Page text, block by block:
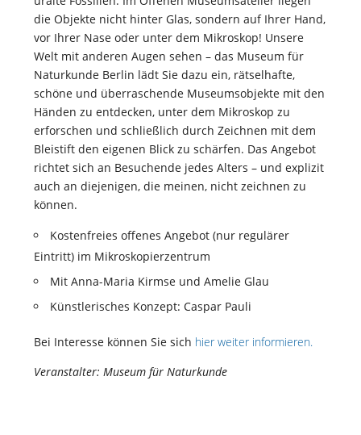
die Objekte nicht hinter Glas, sondern auf Ihrer Hand,
vor Ihrer Nase oder unter dem Mikroskop! Unsere
Welt mit anderen Augen sehen – das Museum für
Naturkunde Berlin lädt Sie dazu ein, rätselhafte,
schöne und überraschende Museumsobjekte mit den
Händen zu entdecken, unter dem Mikroskop zu
erforschen und schließlich durch Zeichnen mit dem
Bleistift den eigenen Blick zu schärfen. Das Angebot
richtet sich an Besuchende jedes Alters – und explizit
auch an diejenigen, die meinen, nicht zeichnen zu
können.
Kostenfreies offenes Angebot (nur regulärer
Eintritt) im Mikroskopierzentrum
Mit Anna-Maria Kirmse und Amelie Glau
Künstlerisches Konzept: Caspar Pauli
Bei Interesse können Sie sich hier weiter informieren.
Veranstalter: Museum für Naturkunde